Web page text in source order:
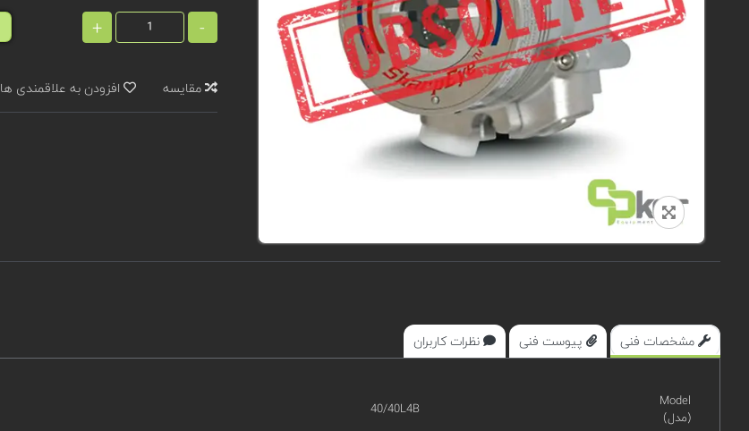
-
+
مقایسه افزودن به علاقمندی ها
مشخصات فنی پیوست فنی نظرات کاربران
Model
(مدل)
40/40L4B